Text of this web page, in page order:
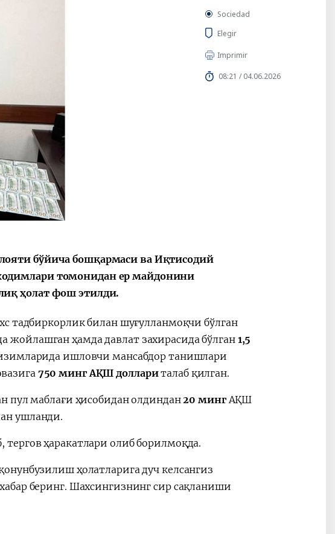
Sociedad
Elegir
Imprimir
08:21 / 04.06.2026
бўйича бошқармаси ва Иқтисодий
томонидан ер майдонини
ҳолат фош этилди.
тадбиркорлик билан шуғулланмоқчи бўлган
ҳамда давлат захирасида бўлган1,5
ишловчи мансабдор танишлари
750 минг АҚШ доллариталаб қилган.
пул маблағи ҳисобидан олдиндан20 мингАҚШ
ушланди.
ҳаракатлари олиб борилмоқда.
ҳолатларига дуч келсангиз
беринг. Шахсингизнинг сир сақланиши